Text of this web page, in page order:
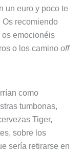
un euro y poco te
Os recomiendo
emocionéis
o los camino off
como
tumbonas,
Tiger,
sobre los
sería retirarse en